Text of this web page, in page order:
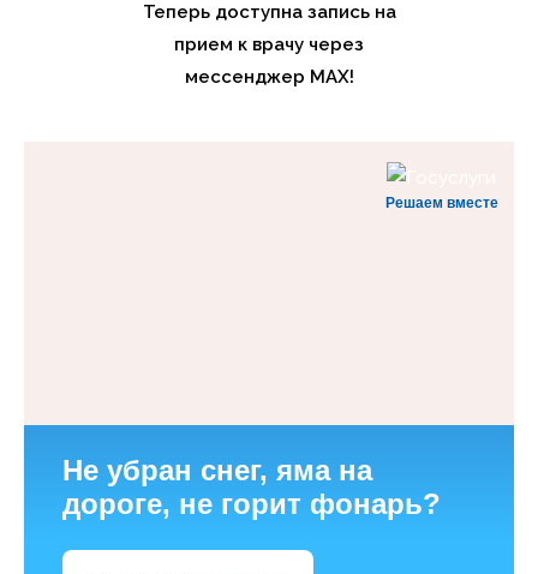
Теперь доступна запись на
прием к врачу через
мессенджер MAX!
Решаем вместе
Не убран снег, яма на
дороге, не горит фонарь?